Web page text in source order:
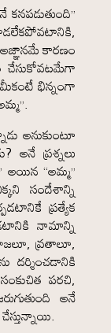
కారణం
చేసుకోవటమేగా
భిన్నంగా
అనుకుంటూ
అనే ప్రశ్నలు
అయిన “అమ్మ”
సందేశాన్ని
ప్రత్యేక
నామాన్ని
వ్రతాలూ,
దర్శించడానికి
పరచి,
అనే